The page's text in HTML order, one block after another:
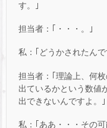
す。｣
担当者：｢・・・。｣
私：｢どうかされたんで
担当者：｢理論上、何
出ているかという数値
出できないんですよ。｣
私：｢ああ・・・その